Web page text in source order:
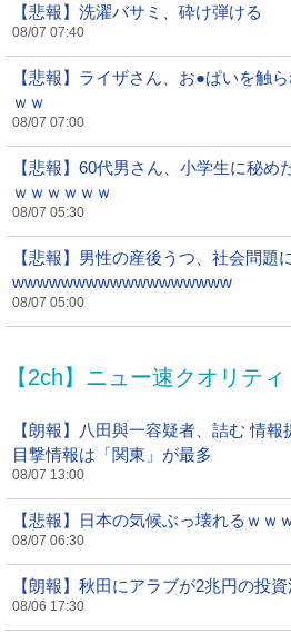
【悲報】洗濯バサミ、砕け弾ける
08/07 07:40
【悲報】ライザさん、お●ぱいを触
ｗｗ
08/07 07:00
【悲報】60代男さん、小学生に秘め
ｗｗｗｗｗｗ
08/07 05:30
【悲報】男性の産後うつ、社会問題
wwwwwwwwwwwwwwwwww
08/07 05:00
【2ch】ニュー速クオリティ
【朗報】八田與一容疑者、詰む 情報
目撃情報は「関東」が最多
08/07 13:00
【悲報】日本の気候ぶっ壊れるｗｗ
08/07 06:30
【朗報】秋田にアラブが2兆円の投
08/06 17:30